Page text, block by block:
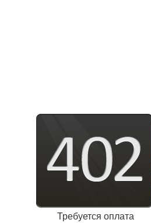
Требуется оплата